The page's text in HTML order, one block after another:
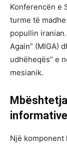
Konferencën e
turme të
popullin
Again” (MIGA)
udhëheqës” e
mesianik.
informative
Një komponent